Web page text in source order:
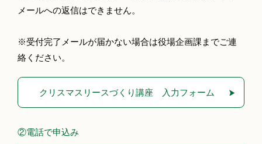
メールへの返信はできません。
※受付完了メールが届かない場合は役場企画課までご連
絡ください。
クリスマスリースづくり講座 入力フォーム
②電話で申込み